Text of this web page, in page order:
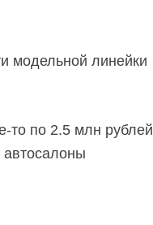
модельной линейки
топо 2.5 млн рублей
автосалоны